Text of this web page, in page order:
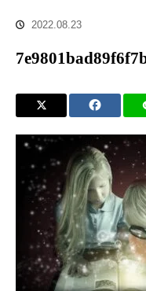
2022.08.23